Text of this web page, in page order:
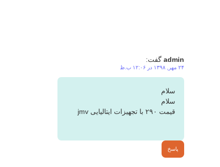
admin گفت:
۲۴ مهر, ۱۳۹۸ در ۱۲:۰۶ ب.ظ
سلام
سلام
قیمت ۲۹۰ با تجهیزات ایتالیایی ‌jmv
پاسخ